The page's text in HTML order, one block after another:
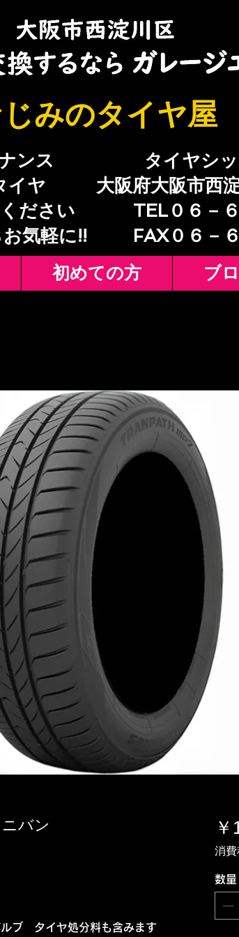
みのタイヤ屋
ンス
イヤ
ださい
気軽に!!
タイヤシ
大阪府大阪市西
TEL０６－
​FAX０６－
初めての方 ブ
バン
ブ タイヤ処分料も含みます
消費
数量